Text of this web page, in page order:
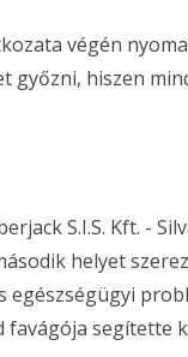
végén
győzni, hiszen
S.I.S. Kft. -
helyet
egészségügyi
favágója segítette